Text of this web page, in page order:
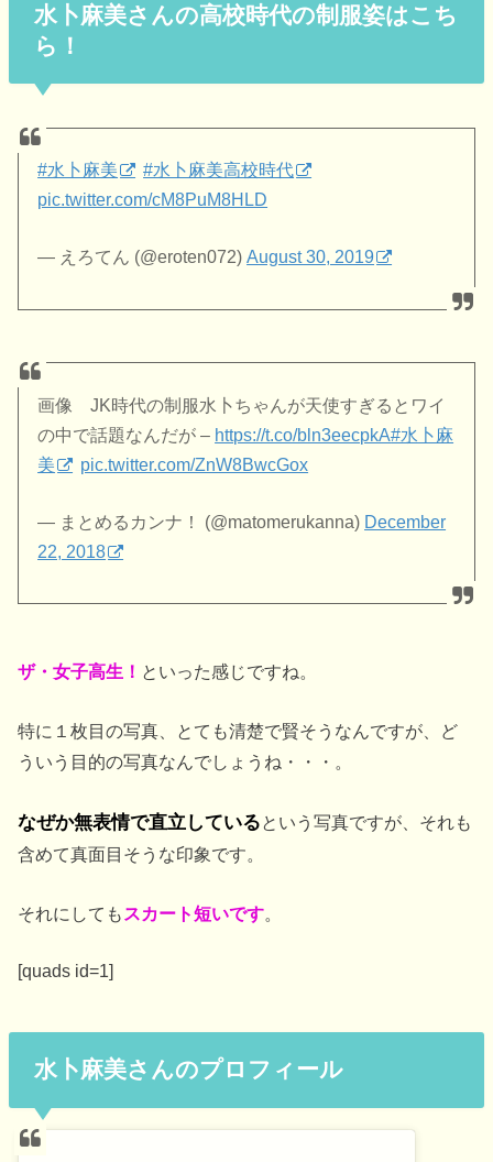
水卜麻美さんの高校時代の制服姿はこち
ら！
#水卜麻美
#水卜麻美高校時代
pic.twitter.com/cM8PuM8HLD
— えろてん (@eroten072)August 30, 2019
画像 JK時代の制服水卜ちゃんが天使すぎるとワイ
の中で話題なんだが – https://t.co/bln3eecpkA#水卜麻
美
pic.twitter.com/ZnW8BwcGox
— まとめるカンナ！ (@matomerukanna) December
22, 2018
ザ・女子高生！ といった感じですね。
特に１枚目の写真、とても清楚で賢そうなんですが、ど
ういう目的の写真なんでしょうね・・・。
なぜか無表情で直立しているという写真ですが、それも
含めて真面目そうな印象です。
それにしても スカート短いです。
[quads id=1]
水卜麻美さんのプロフィール